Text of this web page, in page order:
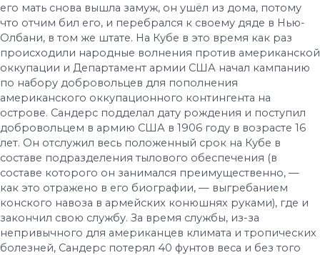
его мать снова вышла замуж, он ушёл из дома, потому
что отчим бил его, и перебрался к своему дяде в Нью-
Олбани, в том же штате. На Кубе в это время как раз
происходили народные волнения против американской
оккупации и Департамент армии США начал кампанию
по набору добровольцев для пополнения
американского оккупационного контингента на
острове. Сандерс подделал дату рождения и поступил
добровольцем в армию США в 1906 году в возрасте 16
лет. Он отслужил весь положенный срок на Кубе в
составе подразделения тылового обеспечения (в
составе которого он занимался преимущественно, —
как это отражено в его биографии, — выгребанием
конского навоза в армейских конюшнях руками), где и
закончил свою службу. За время службы, из-за
непривычного для американцев климата и тропических
болезней, Сандерс потерял 40 фунтов веса и без того